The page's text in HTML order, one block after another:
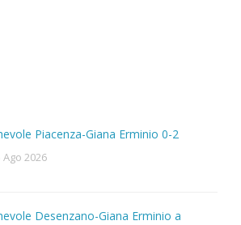
Piacenza-Giana Erminio 0-2
Ago 2026
Desenzano-Giana Erminio a